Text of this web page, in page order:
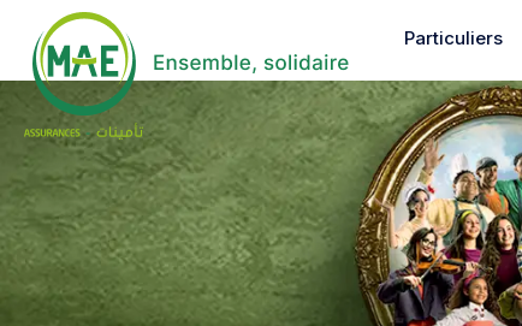
contenu
principal
Particuliers